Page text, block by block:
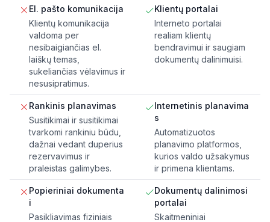
El. pašto komunikacija
Klientų komunikacija
valdoma per
nesibaigiančias el.
laiškų temas,
sukeliančias vėlavimus ir
nesusipratimus.
Klientų portalai
Interneto portalai
realiam klientų
bendravimui ir saugiam
dokumentų dalinimuisi.
Rankinis planavimas
Susitikimai ir susitikimai
tvarkomi rankiniu būdu,
dažnai vedant duperius
rezervavimus ir
praleistas galimybes.
Internetinis planavima
s
Automatizuotos
planavimo platformos,
kurios valdo užsakymus
ir primena klientams.
Popieriniai dokumenta
i
Pasikliavimas fiziniais
Dokumentų dalinimosi
portalai
Skaitmeniniai